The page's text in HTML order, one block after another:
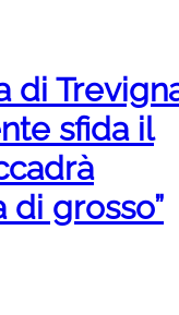
di
sfida il
di grosso”